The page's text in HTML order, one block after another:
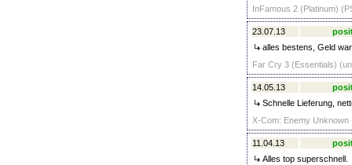
InFamous 2 (Platinum)
23.07.13
alles bestens, Geld
Far Cry 3 (Essentials)
14.05.13
Schnelle Lieferung,
X-Com: Enemy
11.04.13
Alles top superschnell.